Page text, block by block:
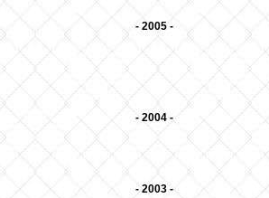
- 2005 -
- 2004 -
- 2003 -